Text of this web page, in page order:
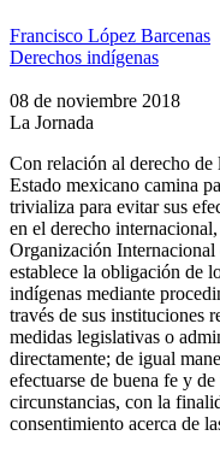
Francisco López Barcenas
Derechos indígenas
08 de noviembre 2018
La Jornada
Con relación al derecho de
Estado mexicano camina
trivializa para evitar sus
en el derecho
Organización
establece la obligación de
indígenas mediante
través de sus instituciones
medidas legislativas o
directamente; de igual
efectuarse de buena fe y
circunstancias, con la
consentimiento acerca de